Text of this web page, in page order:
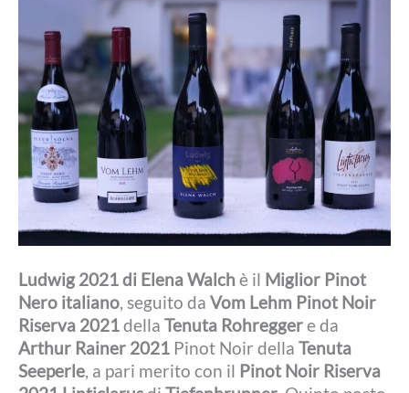
Ludwig 2021 di Elena Walch è il Miglior Pinot
Nero italiano, seguito da Vom Lehm Pinot Noir
Riserva 2021della Tenuta Rohreggere da
Arthur Rainer 2021 Pinot Noir della Tenuta
Seeperle, a pari merito con il Pinot Noir Riserva